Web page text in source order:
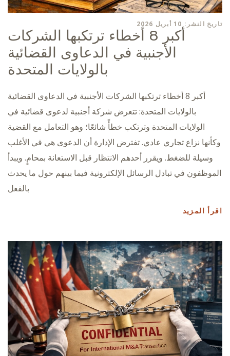
تاريخ النشر: 10 أبريل 2026
أكبر 8 أخطاء ترتكبها الشركات
الأجنبية في الدعاوى القضائية
بالولايات المتحدة
أكبر 8 أخطاء ترتكبها الشركات الأجنبية في الدعاوى القضائية
بالولايات المتحدة: تتعرض شركة أجنبية لدعوى قضائية في
الولايات المتحدة وترتكب خطأً شائعًا؛ وهو التعامل مع القضية
وكأنها نزاع تجاري عادي. تفترض الإدارة أن الدعوى هي في الأغلب
وسيلة للضغط. ويقرر أحدهم الانتظار قبل الاستعانة بمحامٍ. ويبدأ
الموظفون في تبادل الرسائل الإلكترونية فيما بينهم حول ما يحدث
بالفعل
اقرأ المزيد